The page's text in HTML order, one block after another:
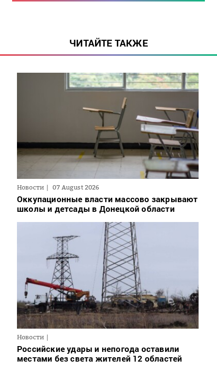
ЧИТАЙТЕ ТАКЖЕ
Новости 07 August 2026
Оккупационные власти массово закрывают
школы и детсады в Донецкой области
Новости
Российские удары и непогода оставили
местами без света жителей 12 областей